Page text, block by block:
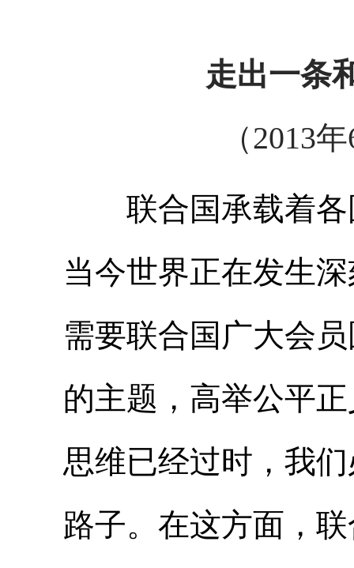
走出一条
（2013
联合国承载着各
当今世界正在发生
需要联合国广大会
的主题，高举公平
思维已经过时，我
路子。在这方面，